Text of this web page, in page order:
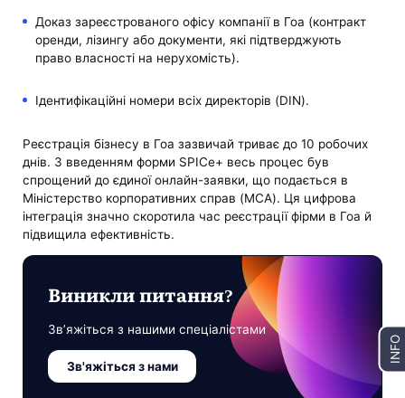
Доказ зареєстрованого офісу компанії в Гоа (контракт
оренди, лізингу або документи, які підтверджують
право власності на нерухомість).
Ідентифікаційні номери всіх директорів (DIN).
Реєстрація бізнесу в Гоа зазвичай триває до 10 робочих
днів. З введенням форми SPICe+ весь процес був
спрощений до єдиної онлайн-заявки, що подається в
Міністерство корпоративних справ (MCA). Ця цифрова
інтеграція значно скоротила час реєстрації фірми в Гоа й
підвищила ефективність.
Виникли питання?
Зв’яжіться з нашими спеціалістами
Зв'яжіться з нами
INFO